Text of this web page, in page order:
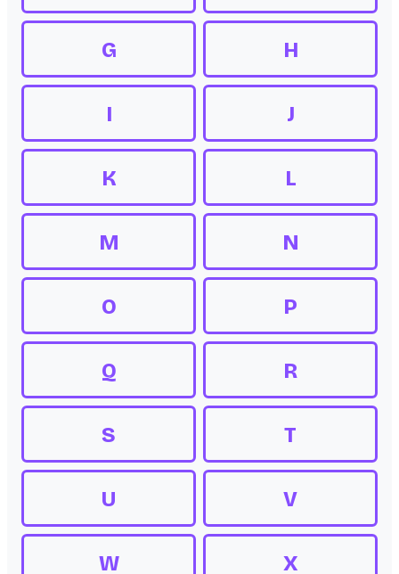
G H
I J
K L
M N
O P
Q R
S T
U V
W X